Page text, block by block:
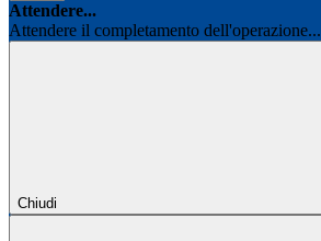
Attendere...
Attendere il completamento dell'operazione...
Chiudi